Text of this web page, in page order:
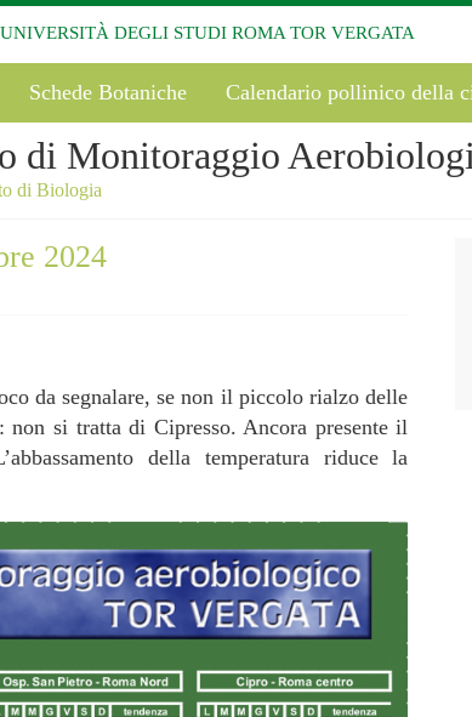
UNIVERSITÀ DEGLI STUDI ROMA TOR VERGATA
Schede Botaniche Calendario pollinico della
di Monitoraggio
di Biologia
2024
da segnalare, se non il piccolo rialzo delle
non si tratta di Cipresso. Ancora presente il
della temperatura riduce la